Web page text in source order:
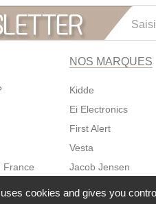
France
NOS MARQUES
Kidde
Ei Electronics
First Alert
Vesta
Jacob Jensen
cookies and gives you